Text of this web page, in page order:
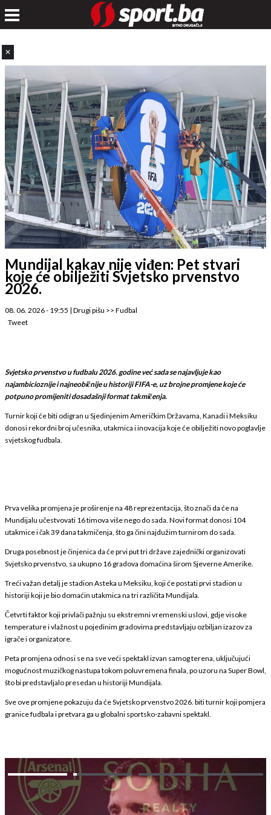
✕
Mundijal kakav nije viđen: Pet stvari
koje će obilježiti Svjetsko prvenstvo
2026.
08. 06. 2026 - 19:55 | Drugi pišu >> Fudbal
Tweet
Svjetsko prvenstvo u fudbalu 2026. godine već sada se najavljuje kao
najambicioznije i najneobičnije u historiji FIFA-e, uz brojne promjene koje će
potpuno promijeniti dosadašnji format takmičenja.
Turnir koji će biti odigran u Sjedinjenim Američkim Državama, Kanadi i Meksiku
donosi rekordni broj učesnika, utakmica i inovacija koje će obilježiti novo poglavlje
svjetskog fudbala.
Prva velika promjena je proširenje na 48 reprezentacija, što znači da će na
Mundijalu učestvovati 16 timova više nego do sada. Novi format donosi 104
utakmice i čak 39 dana takmičenja, što ga čini najdužim turnirom do sada.
Druga posebnost je činjenica da će prvi put tri države zajednički organizovati
Svjetsko prvenstvo, sa ukupno 16 gradova domaćina širom Sjeverne Amerike.
Treći važan detalj je stadion Asteka u Meksiku, koji će postati prvi stadion u
historiji koji je bio domaćin utakmica na tri različita Mundijala.
Četvrti faktor koji privlači pažnju su ekstremni vremenski uslovi, gdje visoke
temperature i vlažnost u pojedinim gradovima predstavljaju ozbiljan izazov za
igrače i organizatore.
Peta promjena odnosi se na sve veći spektakl izvan samog terena, uključujući
mogućnost muzičkog nastupa tokom poluvremena finala, po uzoru na Super Bowl,
što bi predstavljalo presedan u historiji Mundijala.
Sve ove promjene pokazuju da će Svjetsko prvenstvo 2026. biti turnir koji pomjera
granice fudbala i pretvara ga u globalni sportsko-zabavni spektakl.